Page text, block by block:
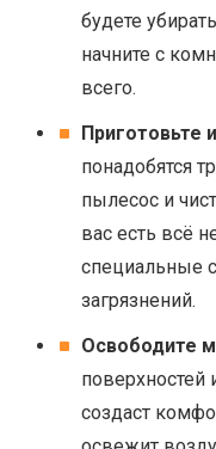
будете
начните с
всего.
Приготовьте
понадобятся
пылесос и
вас есть всё
специальные
загрязнений.
Освободите
поверхностей
создаст